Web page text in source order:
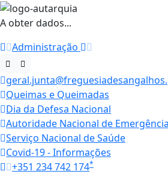
A obter dados...
Administração
Queimas e Queimadas
Dia da Defesa Nacional
Autoridade Nacional de
Serviço Nacional de Saúde
Covid-19 - Informações
+351 234 742 174*